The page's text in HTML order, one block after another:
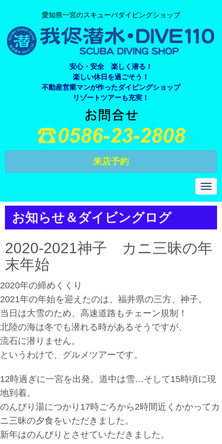
愛知県一宮のスキューバダイビングショップ
安心・安全 楽しく潜る！
楽しい休日を過ごそう！
不動産営業マンが作ったダイビングショップ
リゾートツアーも充実！
来店予約
N
a
v
o
n
お知らせ＆ダイビングログ
2020-2021神子 カニ三昧の年
末年始
2020年の締めくくり
2021年の年始を迎えたのは、福井県の三方、神子。
当日は大雪のため、高速道路もチェーン規制！
北陸の海は冬でも潜れる時があるそうですが、
流石に潜りません。
というわけで、グルメツアーです。
12時過ぎに一宮を出発。道中は雪…そして15時頃に現
地到着。
のんびり湯につかり17時ごろから2時間近くかかってカ
ニ三昧の夕食をいただきました。
新年はのんびりとさせていただきました。